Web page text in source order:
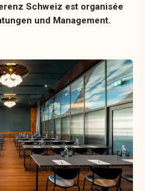
Schweiz est organisée
und Management.